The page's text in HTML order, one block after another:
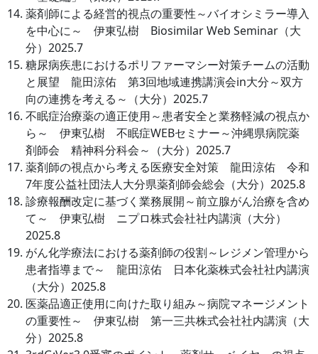
薬剤師による経営的視点の重要性～バイオシミラー導入
を中心に～ 伊東弘樹 Biosimilar Web Seminar（大
分）2025.7
糖尿病疾患におけるポリファーマシー対策チームの活動
と展望 龍田涼佑 第3回地域連携講演会in大分～双方
向の連携を考える～（大分）2025.7
不眠症治療薬の適正使用～患者安全と業務軽減の視点か
ら～ 伊東弘樹 不眠症WEBセミナー～沖縄県病院薬
剤師会 精神科分科会～（大分）2025.7
薬剤師の視点から考える医療安全対策 龍田涼佑 令和
7年度公益社団法人大分県薬剤師会総会（大分）2025.8
診療報酬改定に基づく業務展開～前立腺がん治療を含め
て～ 伊東弘樹 ニプロ株式会社社内講演（大分）
2025.8
がん化学療法における薬剤師の役割～レジメン管理から
患者指導まで～ 龍田涼佑 日本化薬株式会社社内講演
（大分）2025.8
医薬品適正使用に向けた取り組み～病院マネージメント
の重要性～ 伊東弘樹 第一三共株式会社社内講演（大
分）2025.8